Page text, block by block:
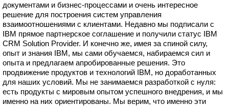
документами и бизнес-процессами и очень интересное
решение для построения систем управления
взаимоотношениями с клиентами. Недавно мы подписали с
IBM прямое партнерское соглашение и получили статус IBM
CRM Solution Provider. И конечно же, имея за спиной силу,
опыт и знания IBM, мы сами обучаемся, набираемся сил и
опыта и предлагаем апробированные решения. Это
продвижение продуктов и технологий IBM, но доработанных
для наших условий. Мы не занимаемся разработкой с нуля:
есть продукты с мировым опытом успешного внедрения, и мы
именно на них ориентированы. Мы верим, что именно эти